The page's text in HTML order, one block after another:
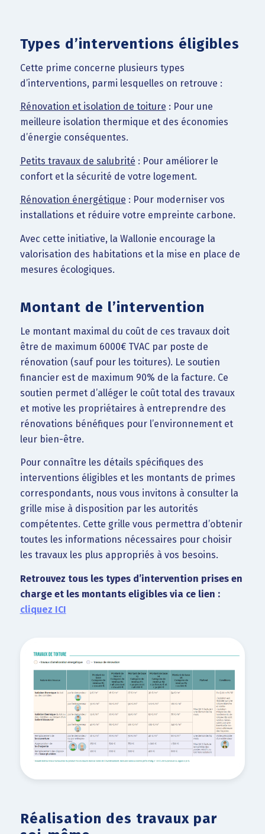
Types d’interventions éligibles
Cette prime concerne plusieurs types
d’interventions, parmi lesquelles on retrouve :
Rénovation et isolation de toiture : Pour une
meilleure isolation thermique et des économies
d’énergie conséquentes.
Petits travaux de salubrité : Pour améliorer le
confort et la sécurité de votre logement.
Rénovation énergétique : Pour moderniser vos
installations et réduire votre empreinte carbone.
Avec cette initiative, la Wallonie encourage la
valorisation des habitations et la mise en place de
mesures écologiques.
Montant de l’intervention
Le montant maximal du coût de ces travaux doit
être de maximum 6000€ TVAC par poste de
rénovation (sauf pour les toitures). Le soutien
financier est de maximum 90% de la facture. Ce
soutien permet d’alléger le coût total des travaux
et motive les propriétaires à entreprendre des
rénovations bénéfiques pour l’environnement et
leur bien-être.
Pour connaître les détails spécifiques des
interventions éligibles et les montants de primes
correspondants, nous vous invitons à consulter la
grille mise à disposition par les autorités
compétentes. Cette grille vous permettra d’obtenir
toutes les informations nécessaires pour choisir
les travaux les plus appropriés à vos besoins.
Retrouvez tous les types d’intervention prises en
charge et les montants eligibles via ce lien :
cliquez ICI
Réalisation des travaux par